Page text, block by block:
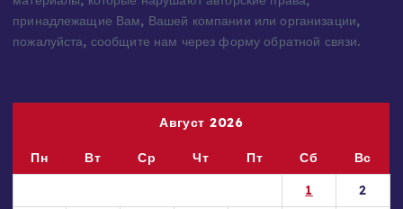
материала не несет. Если Вы обнаружили на нашем сайте
материалы, которые нарушают авторские права,
принадлежащие Вам, Вашей компании или организации,
Август 2026
Сб
Вс